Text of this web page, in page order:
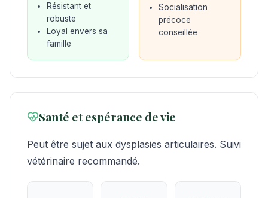
Résistant et
robuste
Loyal envers sa
famille
Socialisation
précoce
conseillée
Santé et espérance de vie
Peut être sujet aux dysplasies articulaires. Suivi
vétérinaire recommandé.